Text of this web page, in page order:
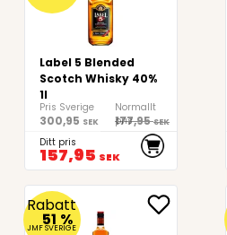
Label 5 Blended
Scotch Whisky 40%
1l
Pris Sverige
300,95 SEK
Normallt
pris
177,95 SEK
Ditt pris
157,95 SEK
Rabatt
51 %
JMF SVERIGE